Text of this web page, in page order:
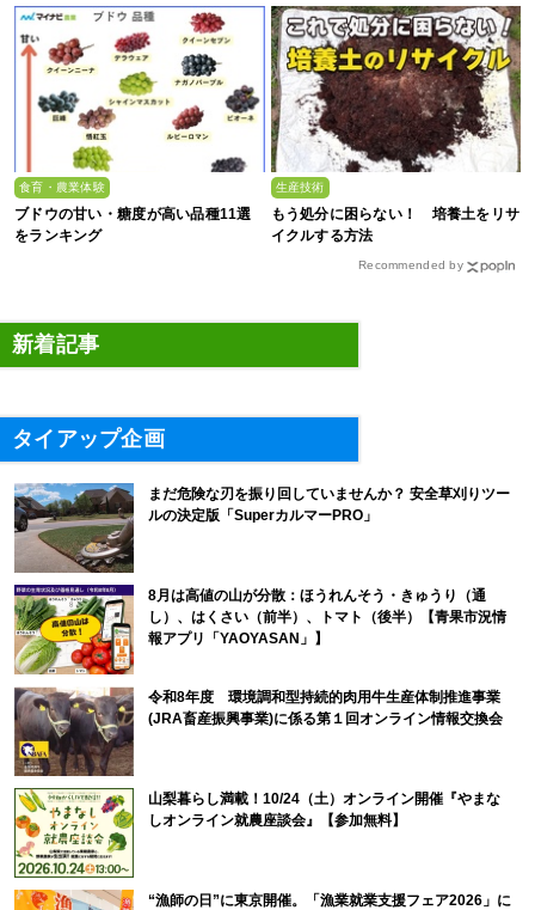
食育・農業体験
ブドウの甘い・糖度が高い品種11選
をランキング
生産技術
もう処分に困らない！ 培養土をリサ
イクルする方法
Recommended by
新着記事
タイアップ企画
まだ危険な刃を振り回していませんか？ 安全草刈りツー
ルの決定版「SuperカルマーPRO」
8月は高値の山が分散：ほうれんそう・きゅうり（通
し）、はくさい（前半）、トマト（後半）【青果市況情
報アプリ「YAOYASAN」】
令和8年度 環境調和型持続的肉用牛生産体制推進事業
(JRA畜産振興事業)に係る第１回オンライン情報交換会
山梨暮らし満載！10/24（土）オンライン開催『やまな
しオンライン就農座談会』【参加無料】
“漁師の日”に東京開催。「漁業就業支援フェア2026」に